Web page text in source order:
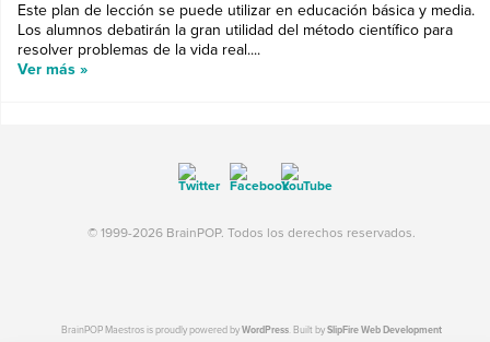
Este plan de lección se puede utilizar en educación básica y media.
Los alumnos debatirán la gran utilidad del método científico para
resolver problemas de la vida real....
Ver más »
© 1999-2026 BrainPOP. Todos los derechos reservados.
BrainPOP Maestros is proudly powered byWordPress. Built bySlipFire Web Development